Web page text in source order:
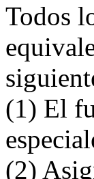
Todos
(1) El
(2)